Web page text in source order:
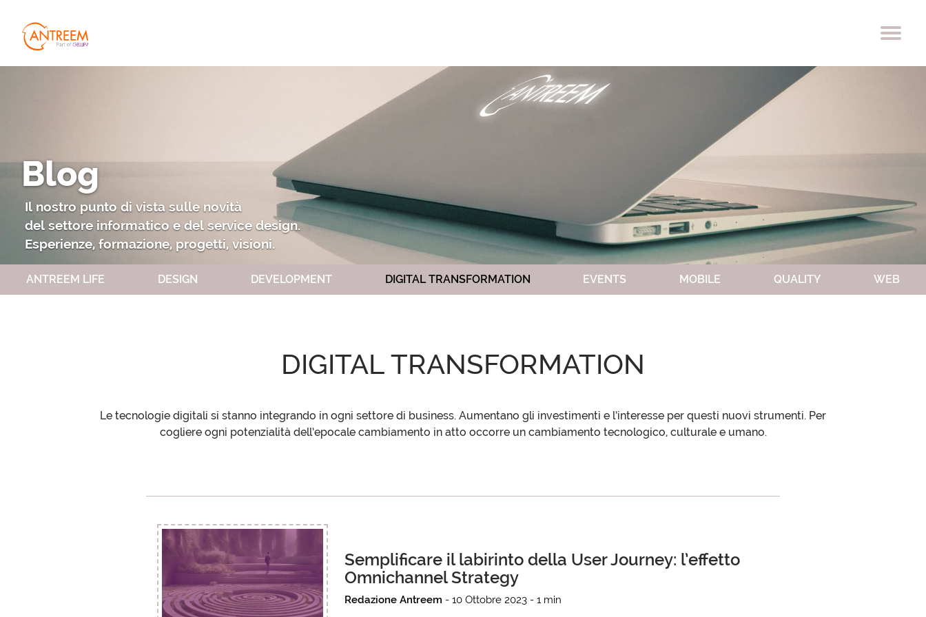
MANIFESTO SERVIZI APPROCCIO PREMI
PERSONE COMMUNITY LAVORA CON NOI
ANTREEM E GELLIFY PARTNER CLIENTI
SEDE E CONTATTI
BLOG IDEE
Blog
Il nostro punto di vista sulle novità
del settore informatico e del service design.
Esperienze, formazione, progetti, visioni.
ANTREEM LIFE DESIGN DEVELOPMENT DIGITAL TRANSFORMATION EVENTS MOBILE QUALITY WEB
DIGITAL TRANSFORMATION
Le tecnologie digitali si stanno integrando in ogni settore di business. Aumentano gli investimenti e l’interesse per questi nuovi strumenti. Per
cogliere ogni potenzialità dell’epocale cambiamento in atto occorre un cambiamento tecnologico, culturale e umano.
Semplificare il labirinto della User Journey: l’effetto
Omnichannel Strategy
Redazione Antreem - 10 Ottobre 2023 - 1 min